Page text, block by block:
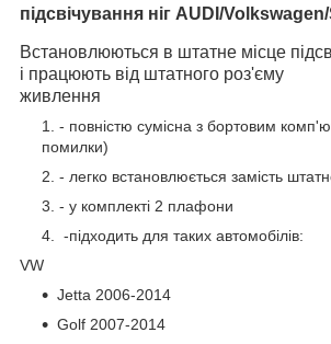
підсвічування ніг AUDI/
Встановлюються в штатне місце
і працюють від штатного роз'єму
живлення
- повністю сумісна з бортовим
помилки)
- легко встановлюється замість
- у комплекті 2 плафони
-підходить для таких автомобілів:
VW
Jetta 2006-2014
Golf 2007-2014